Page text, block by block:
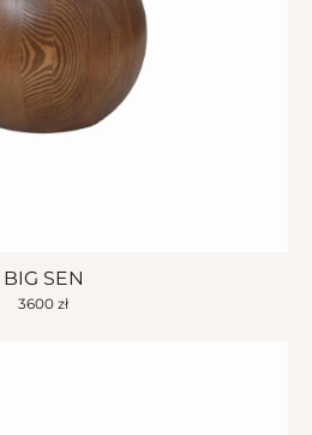
BIG SEN
3600 zł